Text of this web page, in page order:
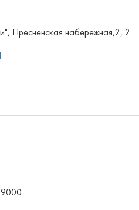
набережная,2, 2